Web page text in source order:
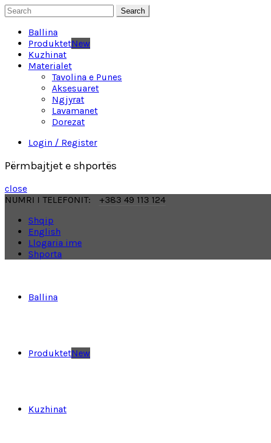
Search
Ballina
ProduktetNew
Kuzhinat
Materialet
Tavolina e Punes
Aksesuaret
Ngjyrat
Lavamanet
Dorezat
Login / Register
Përmbajtjet e shportës
close
NUMRI I TELEFONIT:
+383 49 113 124
Shqip
English
Llogaria ime
Shporta
Ballina
ProduktetNew
Kuzhinat